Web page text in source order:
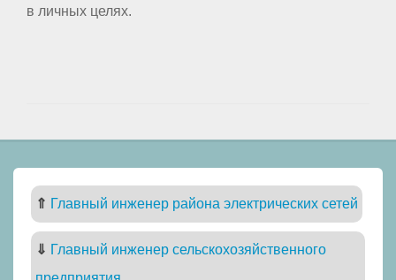
в личных целях.
⇑ Главный инженер района электрических сетей
⇓ Главный инженер сельскохозяйственного